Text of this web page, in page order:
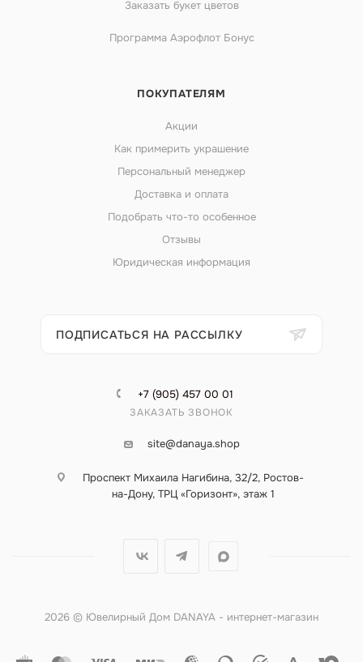
Заказать букет цветов
Программа Аэрофлот Бонус
ПОКУПАТЕЛЯМ
Акции
Как примерить украшение
Персональный менеджер
Доставка и оплата
Подобрать что-то особенное
Отзывы
Юридическая информация
ПОДПИСАТЬСЯ НА РАССЫЛКУ
+7 (905) 457 00 01
ЗАКАЗАТЬ ЗВОНОК
site@danaya.shop
Проспект Михаила Нагибина, 32/2, Ростов-
на-Дону, ТРЦ «Горизонт», этаж 1
2026 © Ювелирный Дом DANAYA - интернет-магазин